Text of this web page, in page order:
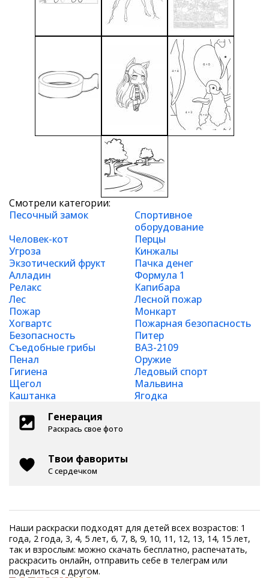
Смотрели категории:
Песочный замок
Спортивное
оборудование
Человек-кот
Перцы
Угроза
Кинжалы
Экзотический фрукт
Пачка денег
Алладин
Формула 1
Релакс
Капибара
Лес
Лесной пожар
Пожар
Монкарт
Хогвартс
Пожарная безопасность
Безопасность
Питер
Съедобные грибы
ВАЗ-2109
Пенал
Оружие
Гигиена
Ледовый спорт
Щегол
Мальвина
Каштанка
Ягодка
Генерация
Раскрась свое фото
Твои фавориты
С сердечком
Наши раскраски подходят для детей всех возрастов: 1
года, 2 года, 3, 4, 5 лет, 6, 7, 8, 9, 10, 11, 12, 13, 14, 15 лет,
так и взрослым: можно скачать бесплатно, распечатать,
раскрасить онлайн, отправить себе в телеграм или
поделиться с другом.